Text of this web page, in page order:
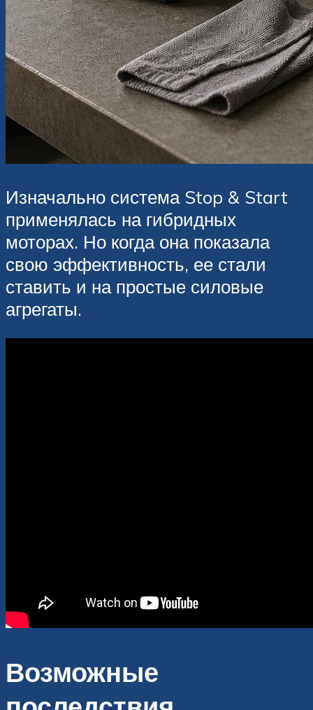
Изначально система Stop & Start
применялась на гибридных
моторах. Но когда она показала
свою эффективность, ее стали
ставить и на простые силовые
агрегаты.
Возможные